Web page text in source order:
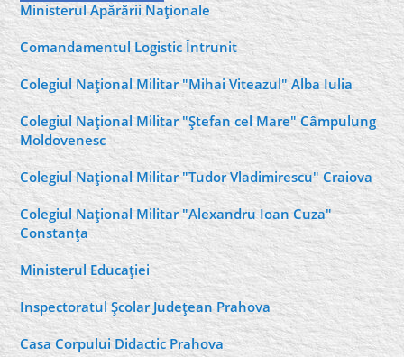
Ministerul Apărării Naţionale
Comandamentul Logistic Întrunit
Colegiul Naţional Militar "Mihai Viteazul" Alba Iulia
Colegiul Naţional Militar "Ştefan cel Mare" Câmpulung
Moldovenesc
Colegiul Naţional Militar "Tudor Vladimirescu" Craiova
Colegiul Naţional Militar "Alexandru Ioan Cuza"
Constanţa
Ministerul Educaţiei
Inspectoratul Şcolar Judeţean Prahova
Casa Corpului Didactic Prahova